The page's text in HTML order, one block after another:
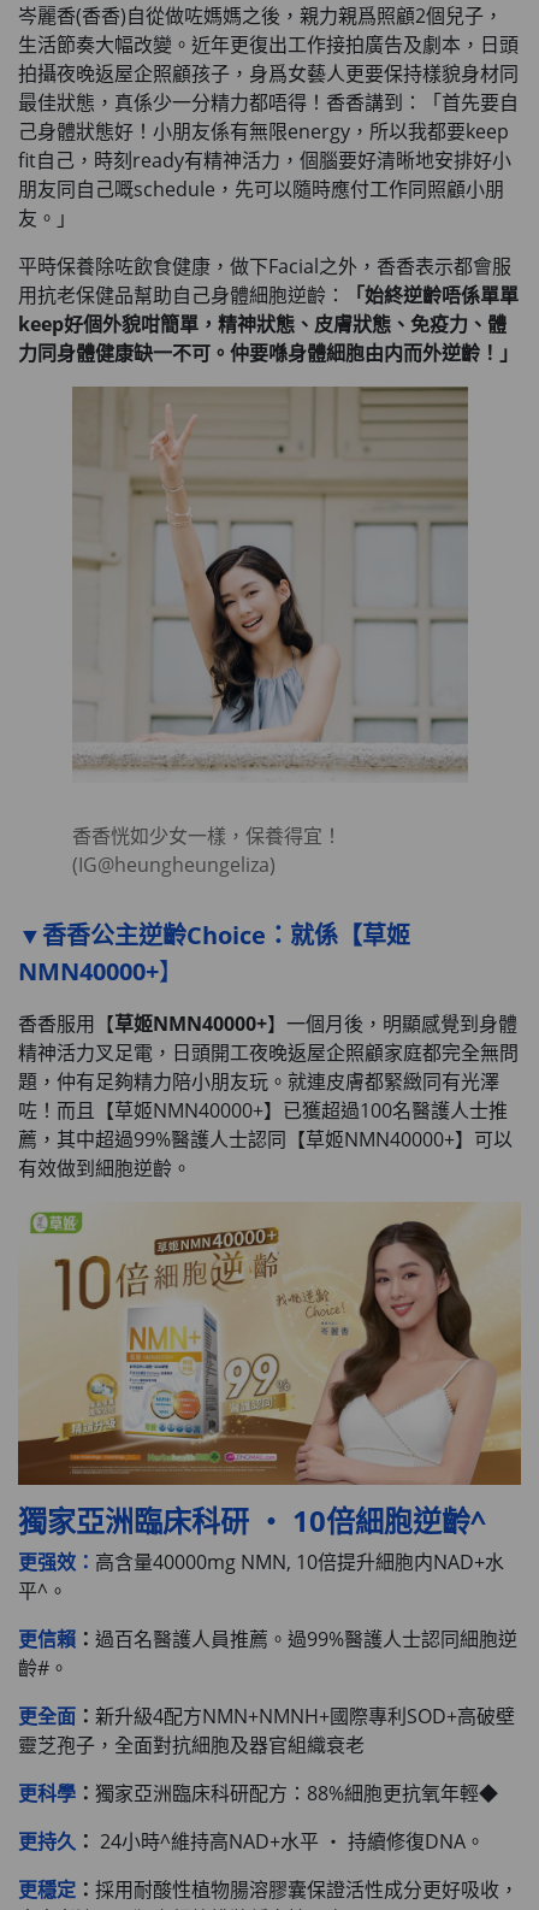
岑麗香(香香)自從做咗媽媽之後，親力親爲照顧2個兒子，
生活節奏大幅改變。近年更復出工作接拍廣告及劇本，日頭
拍攝夜晚返屋企照顧孩子，身爲女藝人更要保持樣貌身材同
最佳狀態，真係少一分精力都唔得！香香講到：「首先要自
己身體狀態好！小朋友係有無限energy，所以我都要keep
fit自己，時刻ready有精神活力，個腦要好清晰地安排好小
朋友同自己嘅schedule，先可以隨時應付工作同照顧小朋
友。」
平時保養除咗飲食健康，做下Facial之外，香香表示都會服
用抗老保健品幫助自己身體細胞逆齡：
「始終逆齡唔係單單
keep好個外貌咁簡單，精神狀態、皮膚狀態、免疫力、體
力同身體健康缺一不可。仲要喺身體細胞由内而外逆齡！」
香香恍如少女一樣，保養得宜！
(IG@heungheungeliza)
▼香香公主逆齡Choice：就係【草姬
NMN40000+】
香香服用【草姬NMN40000+】一個月後，明顯感覺到身體
精神活力叉足電，日頭開工夜晚返屋企照顧家庭都完全無問
題，仲有足夠精力陪小朋友玩。就連皮膚都緊緻同有光澤
咗！而且【草姬NMN40000+】已獲超過100名醫護人士推
薦，其中超過99%醫護人士認同【草姬NMN40000+】可以
有效做到細胞逆齡。
獨家亞洲臨床科研 ‧ 10倍細胞逆齡^
更强效： 高含量40000mg NMN, 10倍提升細胞内NAD+水
平^。
更信賴 ： 過百名醫護人員推薦。過99%醫護人士認同細胞逆
齡#。
更全面 ： 新升級4配方NMN+NMNH+國際專利SOD+高破壁
靈芝孢子，全面對抗細胞及器官組織衰老
更科學 ： 獨家亞洲臨床科研配方：88%細胞更抗氧年輕◆
更持久 ： 24小時^維持高NAD+水平 ‧ 持續修復DNA。
更穩定 ： 採用耐酸性植物腸溶膠囊保證活性成分更好吸收，